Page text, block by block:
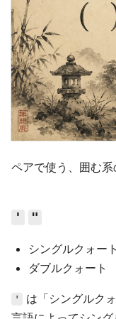
ペアで使う、囲む系
' "
シングルクォート
ダブルクォート
' は「シングルクォ